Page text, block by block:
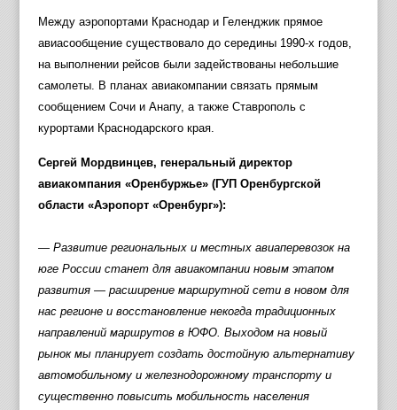
Между аэропортами Краснодар и Геленджик прямое
авиасообщение существовало до середины 1990-х годов,
на выполнении рейсов были задействованы небольшие
самолеты. В планах авиакомпании связать прямым
сообщением Сочи и Анапу, а также Ставрополь с
курортами Краснодарского края.
Сергей Мордвинцев, генеральный директор
авиакомпания «Оренбуржье» (ГУП Оренбургской
области «Аэропорт «Оренбург»):
— Развитие региональных и местных авиаперевозок на
юге России станет для авиакомпании новым этапом
развития — расширение маршрутной сети в новом для
нас регионе и восстановление некогда традиционных
направлений маршрутов в ЮФО. Выходом на новый
рынок мы планирует создать достойную альтернативу
автомобильному и железнодорожному транспорту и
существенно повысить мобильность населения